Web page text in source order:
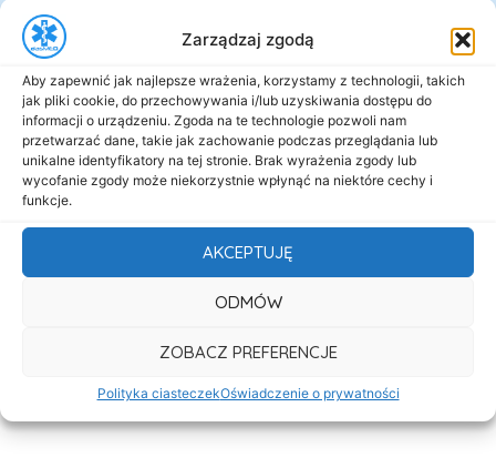
Zarządzaj zgodą
Aby zapewnić jak najlepsze wrażenia, korzystamy z technologii, takich
jak pliki cookie, do przechowywania i/lub uzyskiwania dostępu do
informacji o urządzeniu. Zgoda na te technologie pozwoli nam
przetwarzać dane, takie jak zachowanie podczas przeglądania lub
unikalne identyfikatory na tej stronie. Brak wyrażenia zgody lub
wycofanie zgody może niekorzystnie wpłynąć na niektóre cechy i
funkcje.
AKCEPTUJĘ
ODMÓW
ZOBACZ PREFERENCJE
Polityka ciasteczekOświadczenie o prywatności